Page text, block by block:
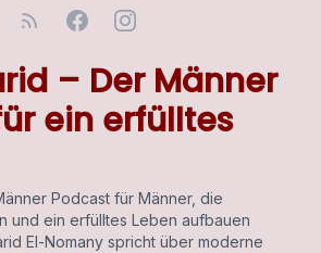
– Der Männer
ein erfülltes
Podcast für Männer, die
und ein erfülltes Leben aufbauen
El-Nomany spricht über moderne